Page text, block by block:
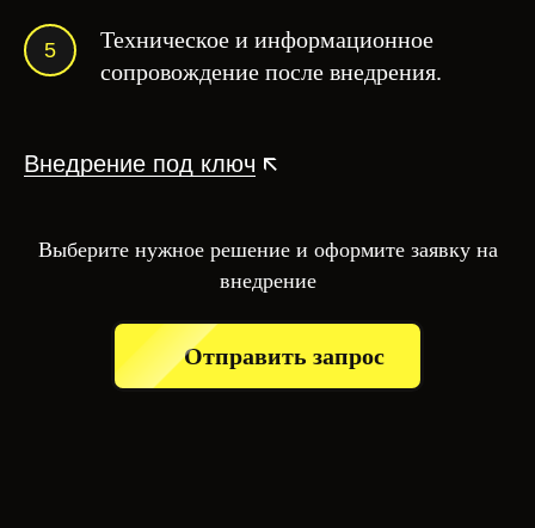
Техническое и информационное
сопровождение после внедрения.
Внедрение под ключ 🡬
Выберите нужное решение и оформите заявку на
внедрение
Отправить запрос